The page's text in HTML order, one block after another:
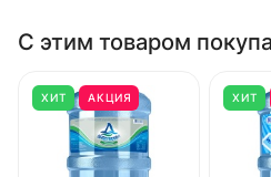
С этим товаром
ХИТ АКЦИЯ ХИТ